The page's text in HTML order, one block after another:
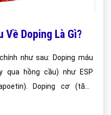
Về Doping Là Gì?
như sau: Doping máu
qua hồng cầu) như ESP
Doping cơ (tăng